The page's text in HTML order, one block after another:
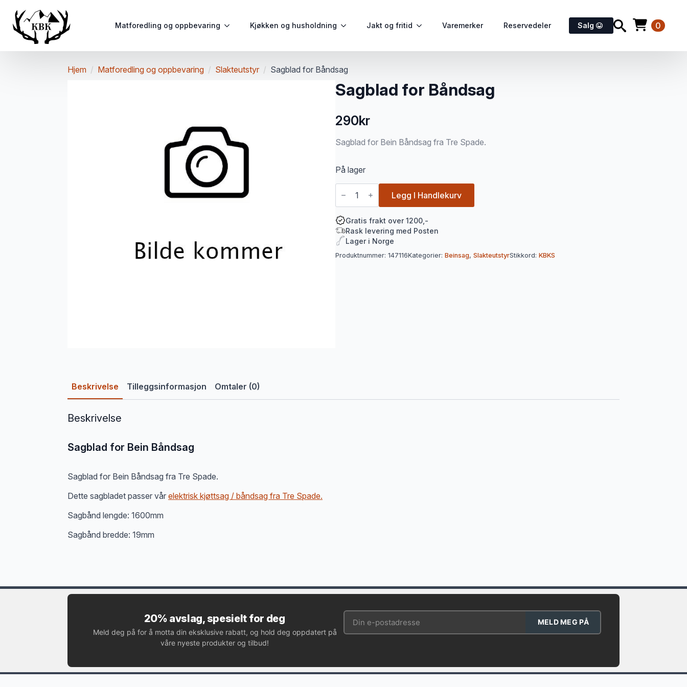
Matforedling og oppbevaring Kjøkken og husholdning Jakt og fritid Varemerker Reservedeler Salg 0
Hjem Matforedling og oppbevaring Slakteutstyr Sagblad for Båndsag
Sagblad for Båndsag
290kr
Sagblad for Bein Båndsag fra Tre Spade.
På lager
Sagblad
for
Båndsag
Legg I Handlekurv
Gratis frakt over 1200,-
Rask levering med Posten
Lager i Norge
Produktnummer: 147116Kategorier: Beinsag, SlakteutstyrStikkord: KBKS
Beskrivelse Tilleggsinformasjon Omtaler (0)
Beskrivelse
Sagblad for Bein Båndsag
Sagblad for Bein Båndsag fra Tre Spade.
Dette sagbladet passer vår elektrisk kjøttsag / båndsag fra Tre Spade.
Sagbånd lengde: 1600mm
Sagbånd bredde: 19mm
20% avslag, spesielt for deg
Meld deg på for å motta din eksklusive rabatt, og hold deg oppdatert på
våre nyeste produkter og tilbud!
MELD MEG PÅ